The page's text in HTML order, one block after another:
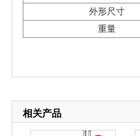
外形尺寸
重量
相关产品